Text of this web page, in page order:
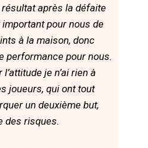
après la défaite
important pour nous de
à la maison, donc
performance pour nous.
je n’ai rien à
joueurs, qui ont tout
un deuxième but,
des risques.